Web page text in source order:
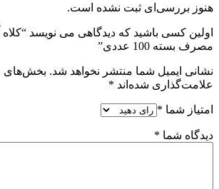
هنوز بررسی‌ای ثبت نشده است.
اولین کسی باشید که دیدگاهی می نویسد “کلاه
مصرف بسته 100 عددی”
نشانی ایمیل شما منتشر نخواهد شد. بخش‌های
علامت‌گذاری شده‌اند *
امتیاز شما *
دیدگاه شما *